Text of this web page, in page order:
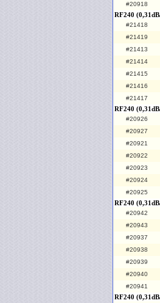
#20918
RF240
#21418
#21419
#21413
#21414
#21415
#21416
#21417
RF240
#20926
#20927
#20921
#20922
#20923
#20924
#20925
RF240
#20942
#20943
#20937
#20938
#20939
#20940
#20941
RF240